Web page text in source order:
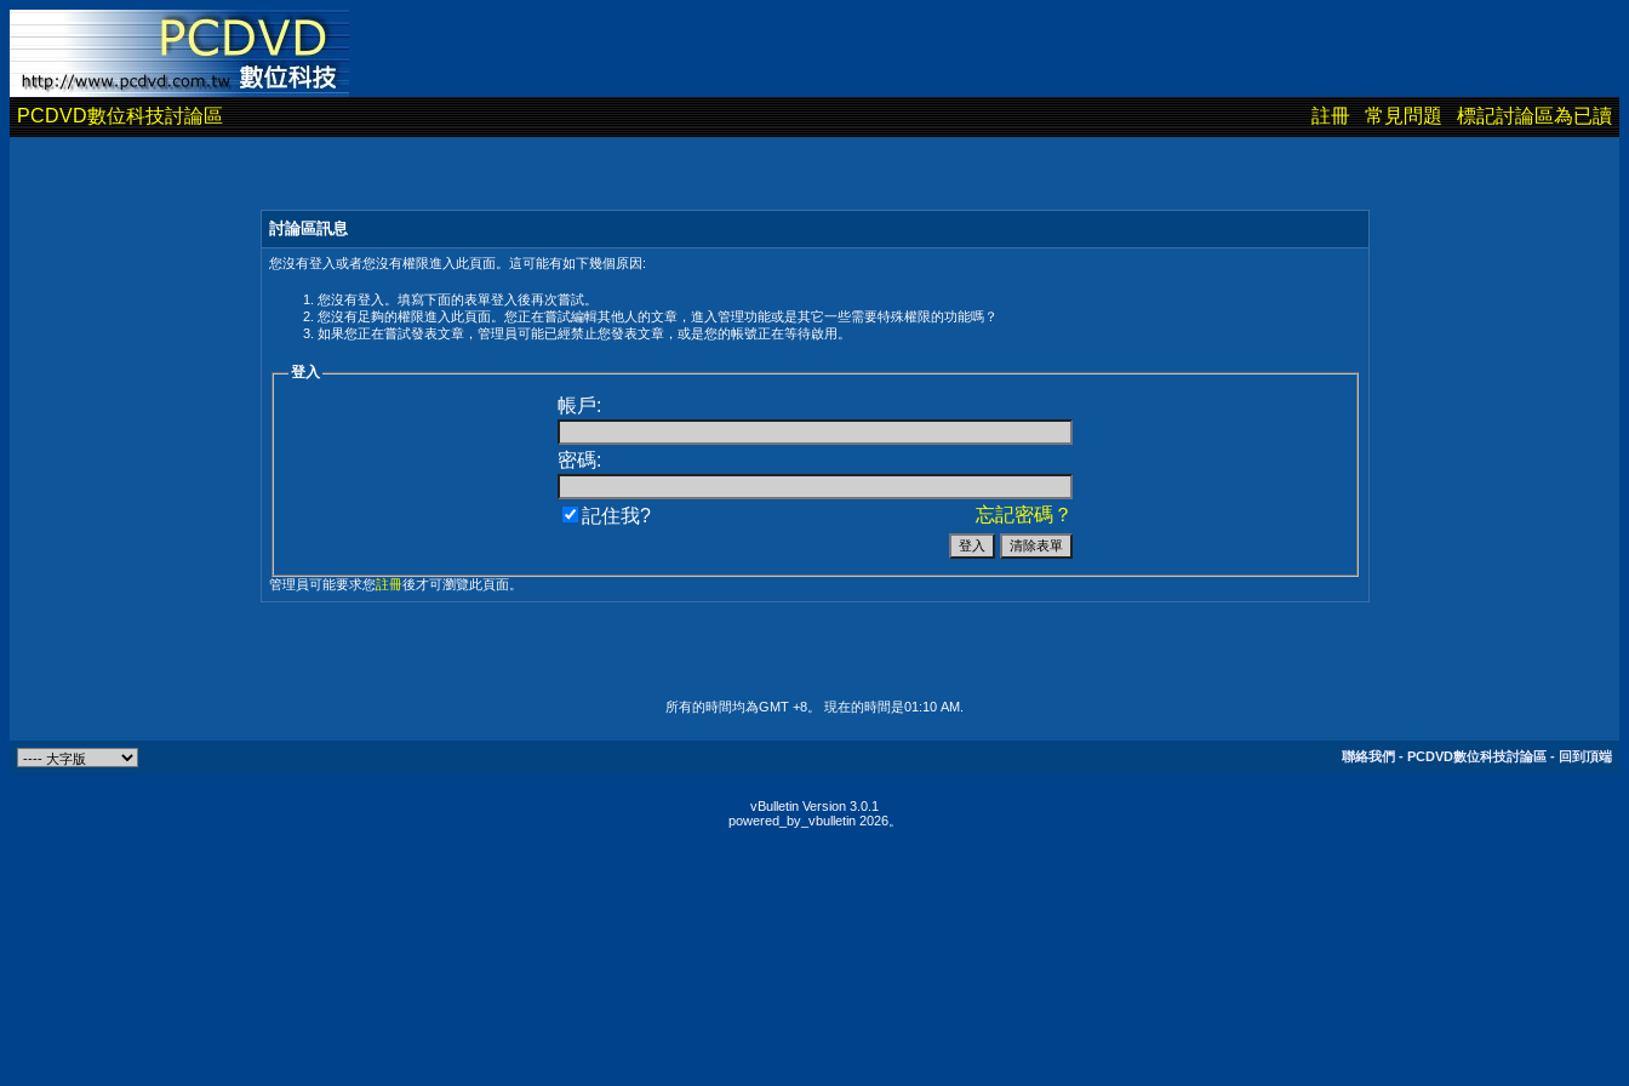
PCDVD數位科技討論區 註冊 常見問題 標記討論區為已讀
討論區訊息
您沒有登入或者您沒有權限進入此頁面。這可能有如下幾個原因:
您沒有登入。填寫下面的表單登入後再次嘗試。
您沒有足夠的權限進入此頁面。您正在嘗試編輯其他人的文章，進入管理功能或是其它一些需要特殊權限的功能嗎？
如果您正在嘗試發表文章，管理員可能已經禁止您發表文章，或是您的帳號正在等待啟用。
登入
帳戶:
密碼:
忘記密碼？
記住我?
管理員可能要求您註冊後才可瀏覽此頁面。
所有的時間均為GMT +8。 現在的時間是01:10 AM
聯絡我們 - PCDVD數位科技討論區 - 回到頂端
vBulletin Version 3.0.1
powered_by_vbulletin 2026。